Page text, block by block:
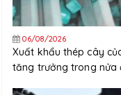
06/08/2026
Xuất khẩu thép cây
tăng trưởng trong nửa